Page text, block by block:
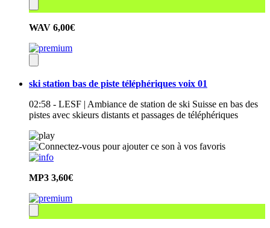
WAV 6,00€
ski station bas de piste téléphériques voix 01
02:58 - LESF | Ambiance de station de ski Suisse en bas des
pistes avec skieurs distants et passages de téléphériques
MP3 3,60€